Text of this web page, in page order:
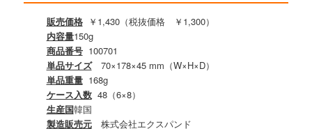
販売価格￥1,430（税抜価格 ￥1,300）
内容量150g
商品番号100701
単品サイズ70×178×45 mm（W×H×D）
単品重量168g
ケース入数48（6×8）
生産国韓国
製造販売元株式会社エクスパンド